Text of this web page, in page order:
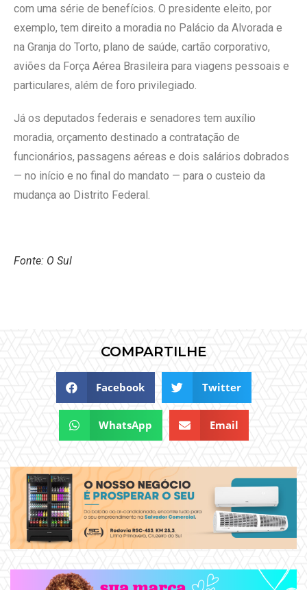
com uma série de benefícios. O presidente eleito, por
exemplo, tem direito a moradia no Palácio da Alvorada e
na Granja do Torto, plano de saúde, cartão corporativo,
aviões da Força Aérea Brasileira para viagens pessoais e
particulares, além de foro privilegiado.
Já os deputados federais e senadores tem auxílio
moradia, orçamento destinado a contratação de
funcionários, passagens aéreas e dois salários dobrados
— no início e no final do mandato — para o custeio da
mudança ao Distrito Federal.
Fonte: O Sul
COMPARTILHE
Facebook Twitter
WhatsApp Email